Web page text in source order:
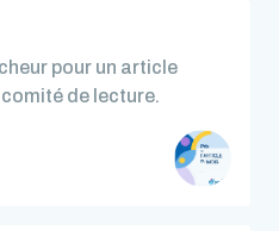
pour un article
de lecture.